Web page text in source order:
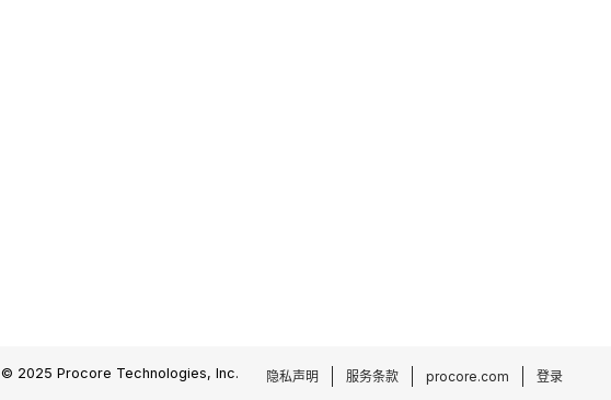
© 2025 Procore Technologies, Inc. 隐私声明 服务条款 procore.com 登录